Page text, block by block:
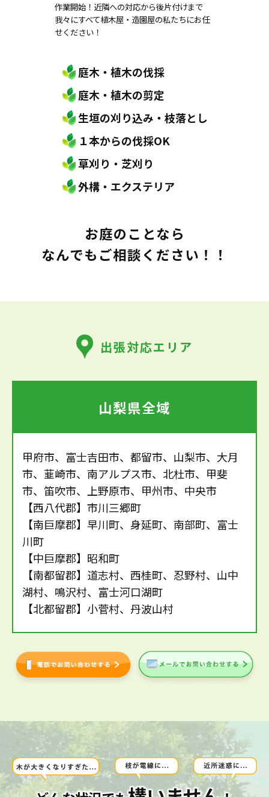
作業開始！近隣への対応から後片付けまで
我々にすべて植木屋・造園屋の私たちにお任
せください！
庭木・植木の伐採
庭木・植木の剪定
生垣の刈り込み・枝落とし
１本からの伐採OK
草刈り・芝刈り
外構・エクステリア
お庭のことなら
なんでもご相談ください！！
出張対応エリア
山梨県全域
甲府市、富士吉田市、都留市、山梨市、大月
市、韮崎市、南アルプス市、北杜市、甲斐
市、笛吹市、上野原市、甲州市、中央市
【西八代郡】市川三郷町
【南巨摩郡】早川町、身延町、南部町、富士
川町
【中巨摩郡】昭和町
【南都留郡】道志村、西桂町、忍野村、山中
湖村、鳴沢村、富士河口湖町
【北都留郡】小菅村、丹波山村